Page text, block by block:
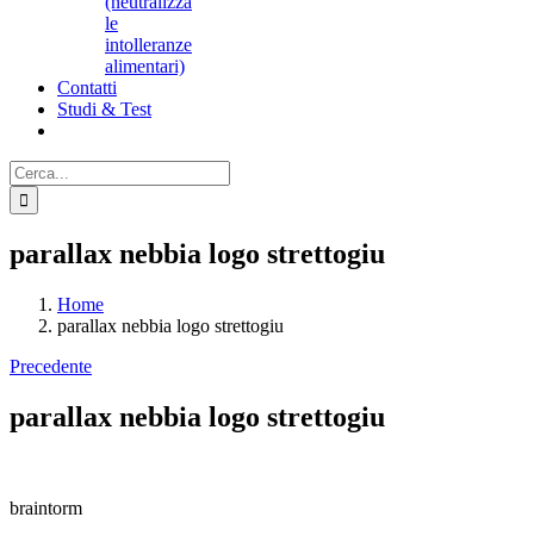
le
intolleranze
alimentari)
Contatti
Studi & Test
Cerca
per:
parallax nebbia logo strettogiu
Home
parallax nebbia logo strettogiu
Precedente
parallax nebbia logo strettogiu
braintorm